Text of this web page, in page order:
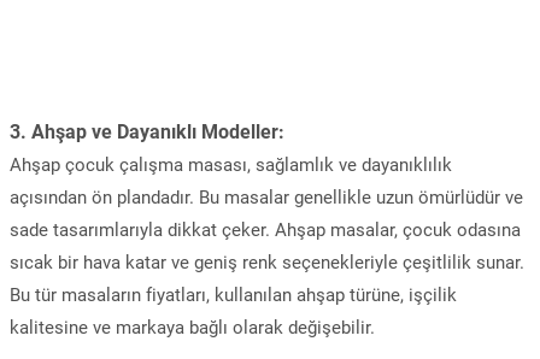
3. Ahşap ve Dayanıklı Modeller:
Ahşap çocuk çalışma masası, sağlamlık ve dayanıklılık
açısından ön plandadır. Bu masalar genellikle uzun ömürlüdür ve
sade tasarımlarıyla dikkat çeker. Ahşap masalar, çocuk odasına
sıcak bir hava katar ve geniş renk seçenekleriyle çeşitlilik sunar.
Bu tür masaların fiyatları, kullanılan ahşap türüne, işçilik
kalitesine ve markaya bağlı olarak değişebilir.